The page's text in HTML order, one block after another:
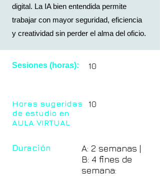
digital. La IA bien entendida permite
trabajar con mayor seguridad, eficiencia
y creatividad sin perder el alma del oficio.
Sesiones (horas): 10
Horas sugeridas
de estudio en
AULA VIRTUAL
10
Duración
A: 2 semanas |
B: 4 fines de
semana: